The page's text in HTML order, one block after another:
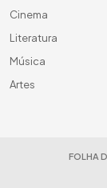
Cinema
Literatura
Música
Artes
FOLHA